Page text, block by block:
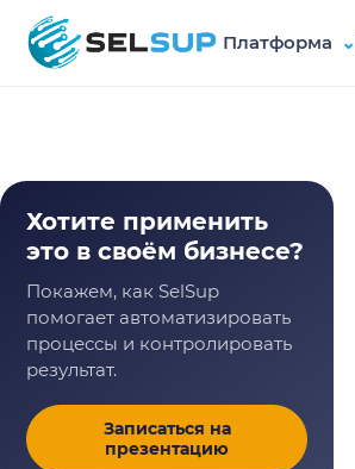
SelSup Платформа ⌄
Хотите применить
это в своём бизнесе?
Покажем, как SelSup
помогает автоматизировать
процессы и контролировать
результат.
Записаться на
презентацию